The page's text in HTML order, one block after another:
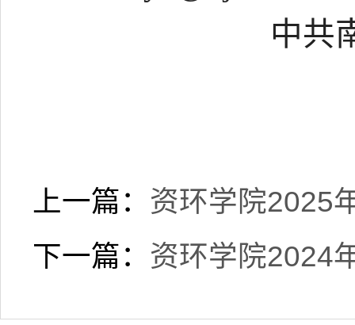
中共
上一篇： 资环学院2025
下一篇： 资环学院2024